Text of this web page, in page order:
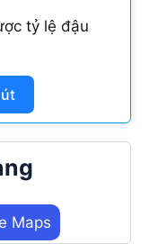
tỷ lệ đậu
Maps